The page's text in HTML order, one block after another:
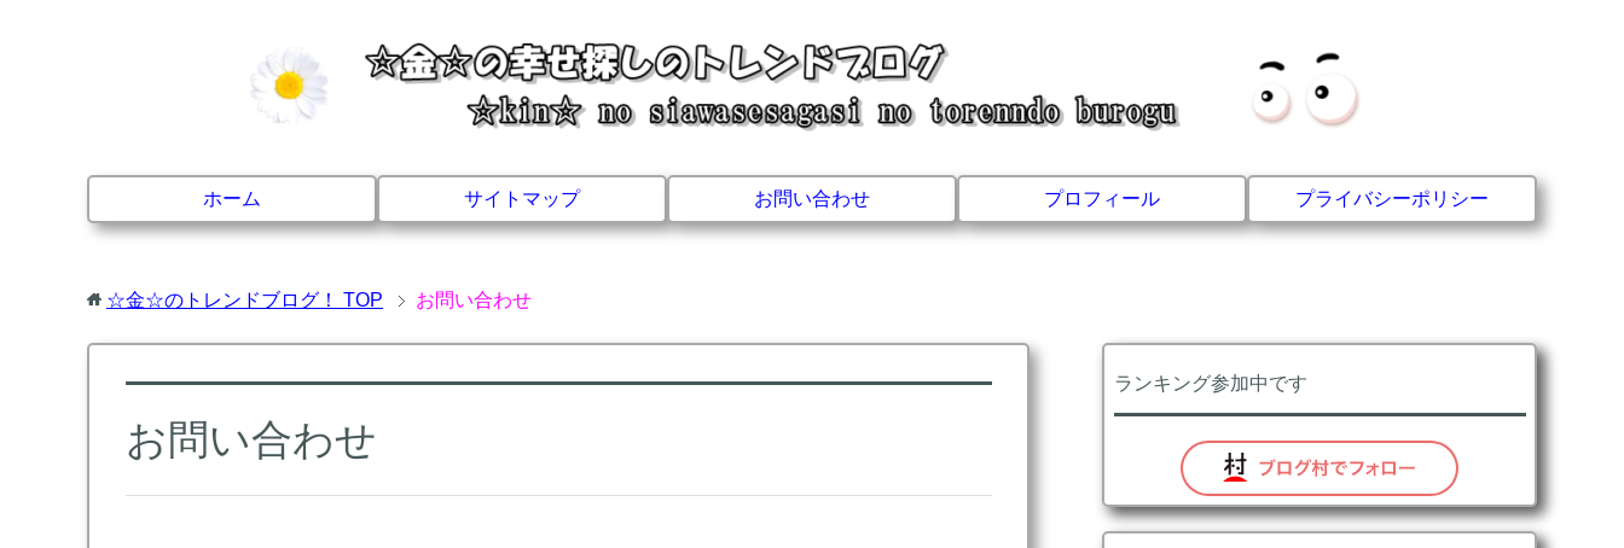
ホーム サイトマップ お問い合わせ プロフィール プライバシーポリシー
☆金☆のトレンドブログ！ TOP お問い合わせ
お問い合わせ
ランキング参加中です